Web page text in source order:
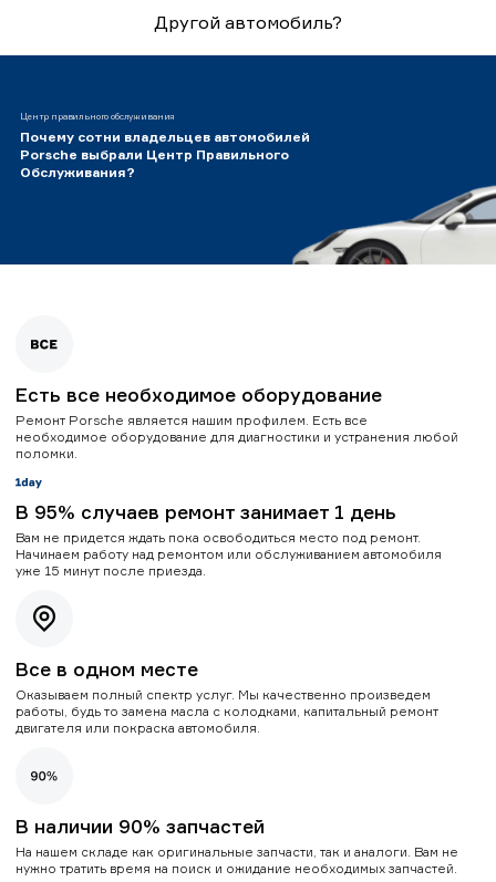
Другой автомобиль?
Центр правильного обслуживания
Почему сотни владельцев автомобилей
Porsche выбрали Центр Правильного
Обслуживания?
Есть все необходимое оборудование
Ремонт Porsche является нашим профилем. Есть все
необходимое оборудование для диагностики и устранения любой
поломки.
В 95% случаев ремонт занимает 1 день
Вам не придется ждать пока освободиться место под ремонт.
Начинаем работу над ремонтом или обслуживанием автомобиля
уже 15 минут после приезда.
Все в одном месте
Оказываем полный спектр услуг. Мы качественно произведем
работы, будь то замена масла с колодками, капитальный ремонт
двигателя или покраска автомобиля.
В наличии 90% запчастей
На нашем складе как оригинальные запчасти, так и аналоги. Вам не
нужно тратить время на поиск и ожидание необходимых запчастей.